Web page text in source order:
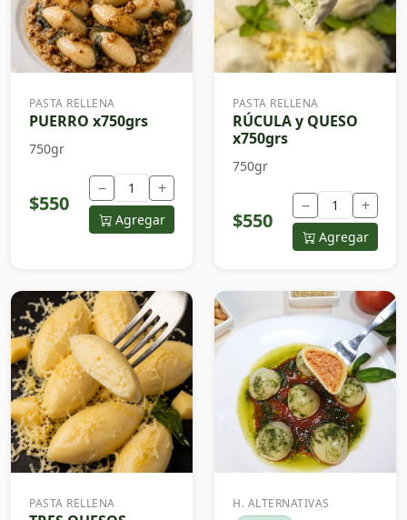
PASTA RELLENA
PUERRO x750grs
750gr
$550
− +
Agregar
PASTA RELLENA
RÚCULA y QUESO
x750grs
750gr
$550
− +
Agregar
PASTA RELLENA
H. ALTERNATIVAS